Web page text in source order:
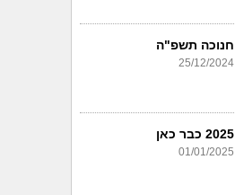
חנוכה תשפ"ה
25/12/2024
2025 כבר כאן
01/01/2025